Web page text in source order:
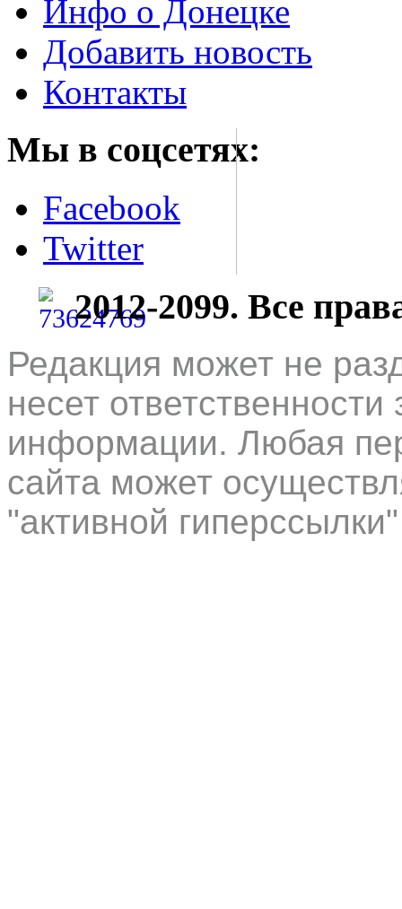
Инфо о Донецке
Добавить новость
Контакты
Мы в соцсетях:
Facebook
Twitter
2012-2099. Все
Редакция может не
несет
информации. Любая
сайта может
"активной